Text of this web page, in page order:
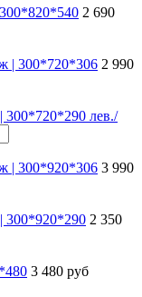
2 690
| 300*720*306 2 990
лев./
| 300*920*306 3 990
300*920*290 2 350
3 480 руб